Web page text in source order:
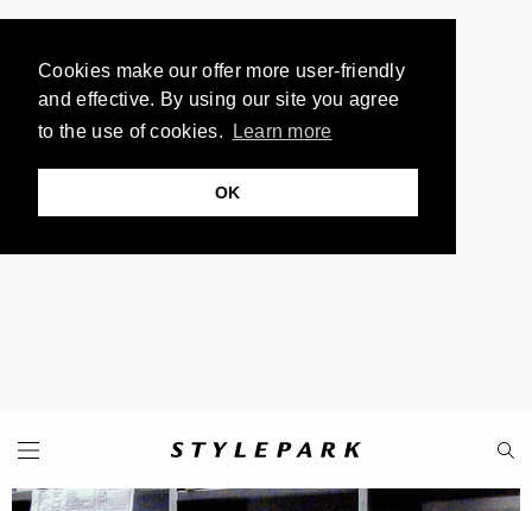
Cookies make our offer more user-friendly
and effective. By using our site you agree
to the use of cookies.
Learn more
OK